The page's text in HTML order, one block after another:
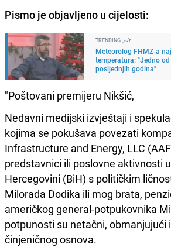
Pismo je objavljeno u cijelosti:
TRENDING
Meteorolog FHMZ-a
temperatura: "Jedno
posljednjih godina"
"Poštovani premijeru Nikšić,
Nedavni medijski izvještaji i
kojima se pokušava povezati
Infrastructure and Energy, LLC
predstavnici ili poslovne aktivnosti
Hercegovini (BiH) s političkim
Milorada Dodika ili mog brata,
američkog general-potpukovnika
potpunosti su netačni, obmanjujući
činjeničnog osnova.